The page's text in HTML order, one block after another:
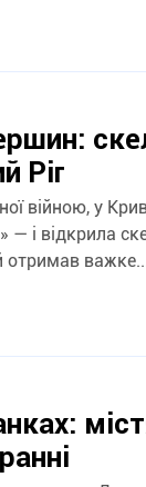
Ріг
війною, у
— і відкрила
отримав